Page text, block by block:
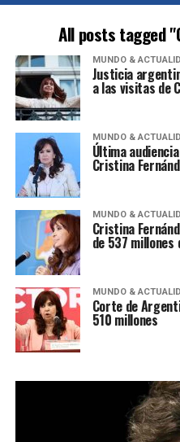
All posts tagged
MUNDO &
Justicia
a las visitas de
MUNDO &
Última
Cristina
MUNDO &
Cristina
de 537 millones
MUNDO &
Corte de
510 millones